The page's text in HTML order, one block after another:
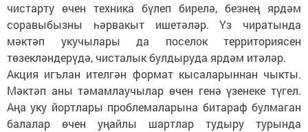
чистарту өчен техника бүлеп бирелә, безнең ярдәм
соравыбызны һәрвакыт ишетәләр. Үз чиратында
мәктәп укучылары да поселок территориясен
төзекләндерүдә, чисталык булдыруда ярдәм итәләр.
Акция игълан ителгән формат кысаларыннан чыкты.
Мәктәп аны тәмамлаучылар өчен генә үзенеке түгел.
Аңа уку йортлары проблемаларына битараф булмаган
балалар өчен уңайлы шартлар тудыру турында